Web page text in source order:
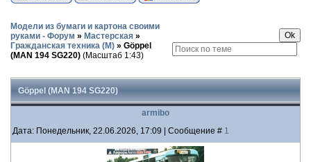
Модели из бумаги и картона своими
руками - Форум » Мастерская »
Гражданская техника (М) » Göppel
(MAN 194 SG220) (Масштаб 1:43)
Göppel (MAN 194 SG220)
armibo
Дата: Понедельник, 22.06.2026, 17:09 | Сообщение # 1